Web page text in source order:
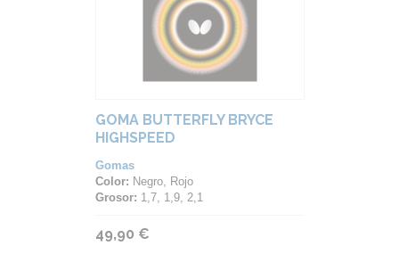
GOMA BUTTERFLY BRYCE
HIGHSPEED
Gomas
Color: Negro, Rojo
Grosor: 1,7, 1,9, 2,1
49,90 €